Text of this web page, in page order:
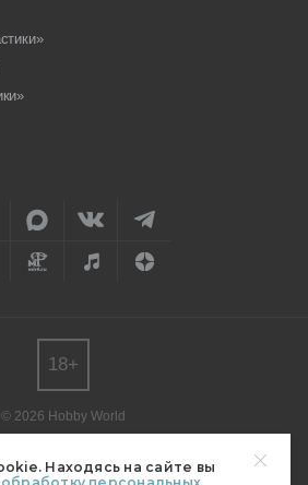
Находясь на сайте вы
© 2026 Hobby World
редакции.
18+